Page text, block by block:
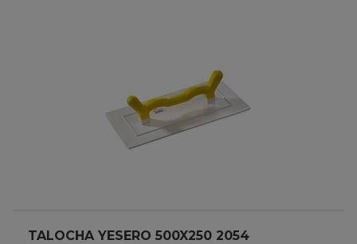
TALOCHA YESERO 500X250 2054